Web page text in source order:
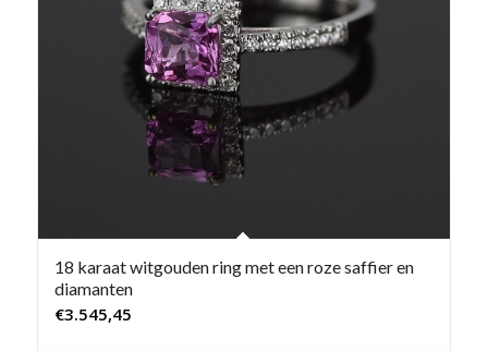
18 karaat witgouden ring met een roze saffier en
diamanten
€3.545,45